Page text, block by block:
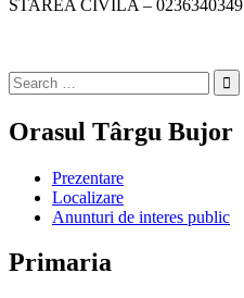
STAREA CIVILA – 0236340349
Search
for:
Orasul Târgu Bujor
Prezentare
Localizare
Anunturi de interes public
Primaria